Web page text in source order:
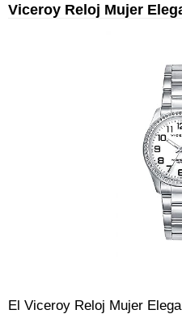
Viceroy Reloj Mujer
El Viceroy Reloj Mujer